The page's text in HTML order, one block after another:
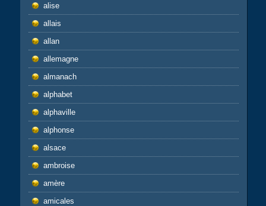
alise
allais
allan
allemagne
almanach
alphabet
alphaville
alphonse
alsace
ambroise
amère
amicales